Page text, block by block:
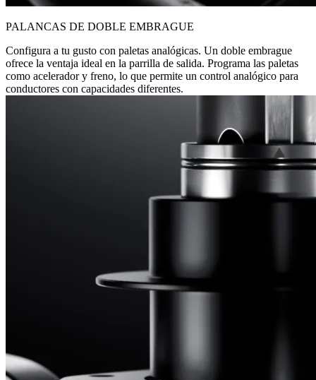
PALANCAS DE DOBLE EMBRAGUE
Configura a tu gusto con paletas analógicas. Un doble embrague
ofrece la ventaja ideal en la parrilla de salida. Programa las paletas
como acelerador y freno, lo que permite un control analógico para
conductores con capacidades diferentes.